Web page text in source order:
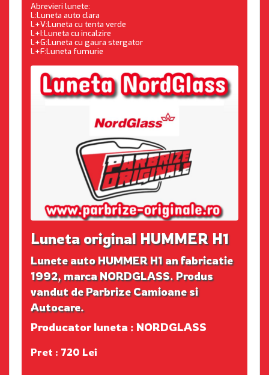
Abrevieri lunete:
L:Luneta auto clara
L+V:Luneta cu tenta verde
L+I:Luneta cu incalzire
L+G:Luneta cu gaura stergator
L+F:Luneta fumurie
Luneta original HUMMER H1
Lunete auto HUMMER H1 an fabricatie
1992, marca NORDGLASS. Produs
vandut de Parbrize Camioane si
Autocare.
Producator luneta : NORDGLASS
Pret : 720 Lei